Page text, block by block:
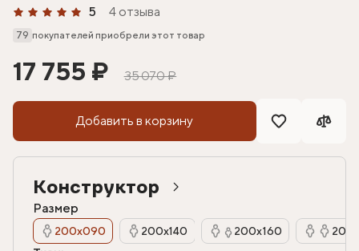
5 4 отзыва
79 покупателей приобрели этот товар
17 755 ₽ 35 070 ₽
Добавить в корзину
Конструктор
Размер
200х090 200х140 200х160